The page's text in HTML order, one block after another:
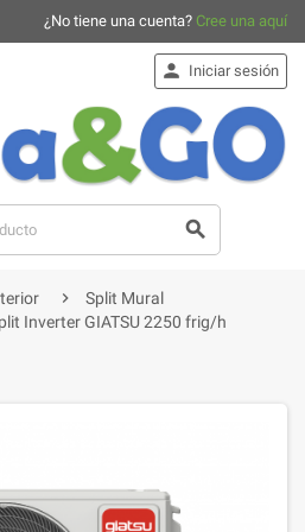
¿No tiene una cuenta? Cree una aquí

 Iniciar sesión

Split Mural
Inverter GIATSU 2250 frig/h